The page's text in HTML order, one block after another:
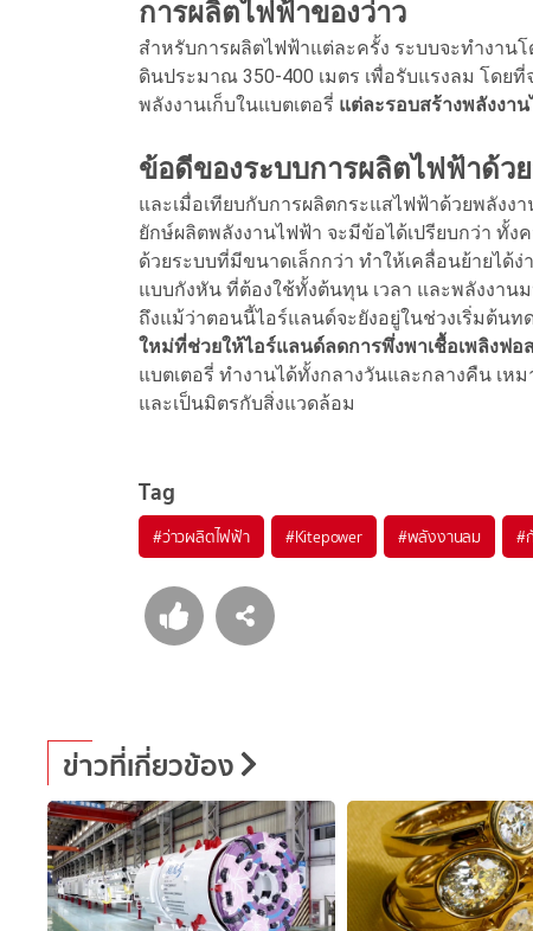
การผลิตไฟฟ้าของว่าว
สำหรับการผลิตไฟฟ้าแต่ละครั้ง ระบบจะทำงาน
ดินประมาณ 350-400 เมตร เพื่อรับแรงลม โดย
พลังงานเก็บในแบตเตอรี่ แต่ละรอบสร้างพลังงา
ข้อดีของระบบการผลิตไฟฟ้าด้ว
และเมื่อเทียบกับการผลิตกระแสไฟฟ้าด้วยพลัง
ยักษ์ผลิตพลังงานไฟฟ้า จะมีข้อได้เปรียบกว่า ทั้
ด้วยระบบที่มีขนาดเล็กกว่า ทำให้เคลื่อนย้ายได้ง่
แบบกังหัน ที่ต้องใช้ทั้งต้นทุน เวลา และพลังงา
ถึงแม้ว่าตอนนี้ไอร์แลนด์จะยังอยู่ในช่วงเริ่มต้นท
ใหม่ที่ช่วยให้ไอร์แลนด์ลดการพึ่งพาเชื้อเพลิงฟอ
แบตเตอรี่ ทำงานได้ทั้งกลางวันและกลางคืน เ
และเป็นมิตรกับสิ่งแวดล้อม
Tag
#ว่าวผลิตไฟฟ้า #Kitepower #พลังงานลม #
ข่าวที่เกี่ยวข้อง